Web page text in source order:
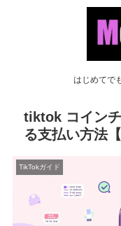
はじめてで
tiktok コイン
る支払い方法【
TikTokガイド